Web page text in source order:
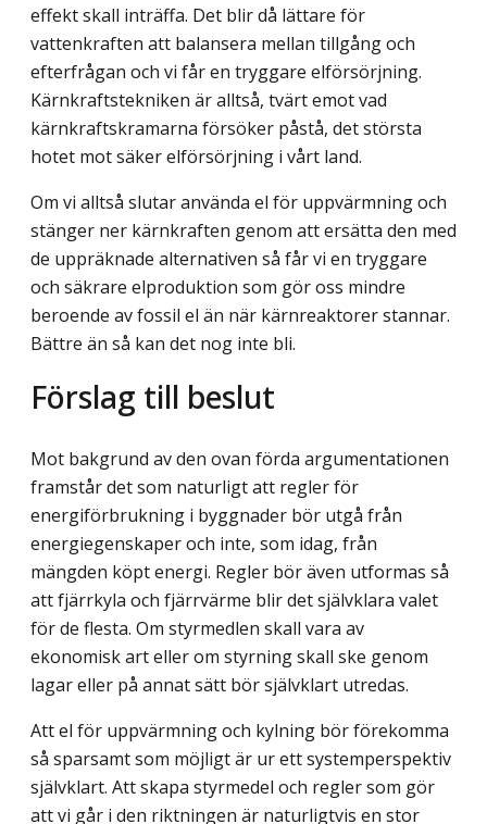
effekt skall inträffa. Det blir då lättare för
vattenkraften att balansera mellan tillgång och
efterfrågan och vi får en tryggare elförsörjning.
Kärnkraftstekniken är alltså, tvärt emot vad
kärnkraftskramarna försöker påstå, det största
hotet mot säker elförsörjning i vårt land.
Om vi alltså slutar använda el för uppvärmning och
stänger ner kärnkraften genom att ersätta den med
de uppräknade alternativen så får vi en tryggare
och säkrare elproduktion som gör oss mindre
beroende av fossil el än när kärnreaktorer stannar.
Bättre än så kan det nog inte bli.
Förslag till beslut
Mot bakgrund av den ovan förda argumentationen
framstår det som naturligt att regler för
energiförbrukning i byggnader bör utgå från
energiegenskaper och inte, som idag, från
mängden köpt energi. Regler bör även utformas så
att fjärrkyla och fjärrvärme blir det självklara valet
för de flesta. Om styrmedlen skall vara av
ekonomisk art eller om styrning skall ske genom
lagar eller på annat sätt bör självklart utredas.
Att el för uppvärmning och kylning bör förekomma
så sparsamt som möjligt är ur ett systemperspektiv
självklart. Att skapa styrmedel och regler som gör
att vi går i den riktningen är naturligtvis en stor